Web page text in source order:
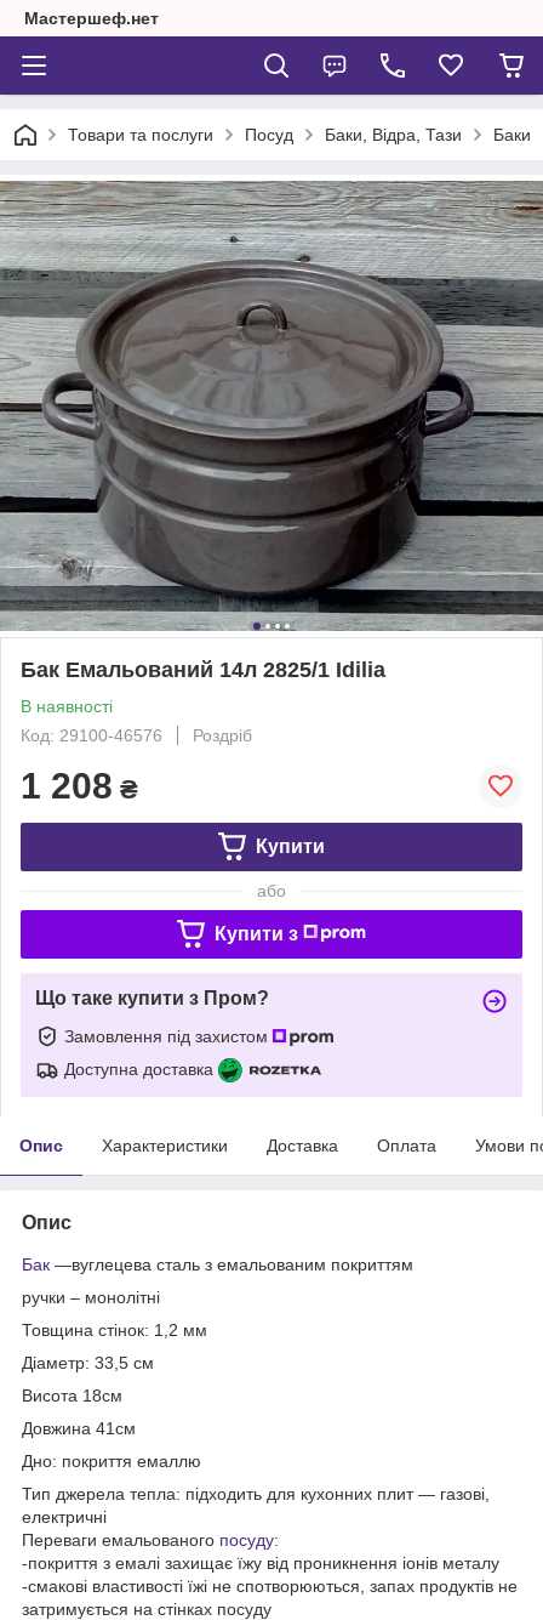
Мастершеф.нет
Товари та послуги Посуд Баки, Відра, Тази Баки
Бак Емальований 14л 2825/1 Idilia
В наявності
Код: 29100-46576
Роздріб
1 208 ₴
Купити
або
Купити з
Що таке купити з Пром?
Замовлення під захистом
Доступна доставка
Опис Характеристики Доставка Оплата Умови
Опис
Бак ―вуглецева сталь з емальованим покриттям
ручки – монолітні
Товщина стінок: 1,2 мм
Діаметр: 33,5 см
Висота 18см
Довжина 41см
Дно: покриття емаллю
Тип джерела тепла: підходить для кухонних плит ― газові,
електричні
Переваги емальованого посуду:
-покриття з емалі захищає їжу від проникнення іонів металу
-смакові властивості їжі не спотворюються, запах продуктів не
затримується на стінках посуду